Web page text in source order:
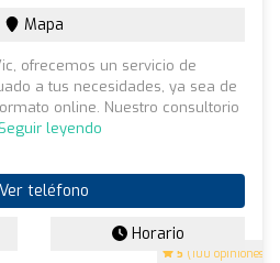
5 (100 opiniones)
Mapa
ofrecemos un servicio de
a tus necesidades, ya sea de
online. Nuestro consultorio
Seguir leyendo
Ver teléfono
Horario